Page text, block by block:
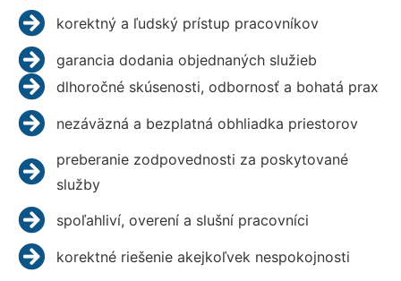
korektný a ľudský prístup pracovníkov
garancia dodania objednaných služieb
dlhoročné skúsenosti, odbornosť a bohatá prax
nezáväzná a bezplatná obhliadka priestorov
preberanie zodpovednosti za poskytované
služby
spoľahliví, overení a slušní pracovníci
korektné riešenie akejkoľvek nespokojnosti